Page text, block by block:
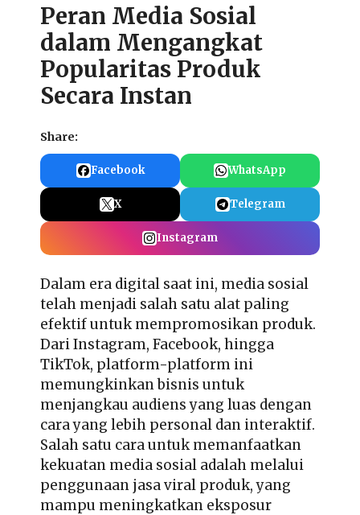
Peran Media Sosial
dalam Mengangkat
Popularitas Produk
Secara Instan
Share:
Facebook WhatsApp
X Telegram
Instagram
Dalam era digital saat ini, media sosial
telah menjadi salah satu alat paling
efektif untuk mempromosikan produk.
Dari Instagram, Facebook, hingga
TikTok, platform-platform ini
memungkinkan bisnis untuk
menjangkau audiens yang luas dengan
cara yang lebih personal dan interaktif.
Salah satu cara untuk memanfaatkan
kekuatan media sosial adalah melalui
penggunaan jasa viral produk, yang
mampu meningkatkan eksposur